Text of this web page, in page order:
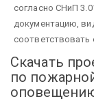
согласно СНиП
документацию,
соответствовать
Скачать
по